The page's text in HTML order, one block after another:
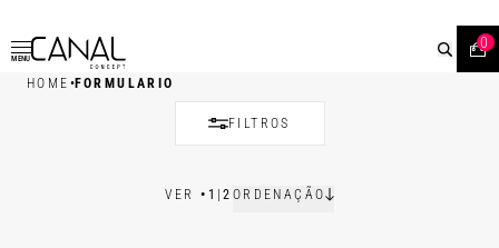
MENU
0
HOME •FORMULARIO
FILTROS
VER• 1 |2 ORDENAÇÃO